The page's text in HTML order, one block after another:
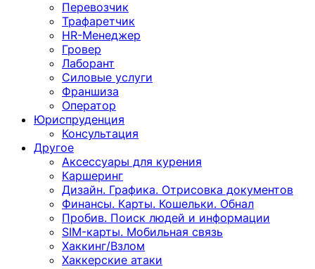
Перевозчик
Трафаретчик
HR-Менеджер
Гровер
Лаборант
Силовые услуги
Франшиза
Оператор
Юриспруденция
Консультация
Другoе
Аксессуары для курения
Каршеринг
Дизайн. Графика. Отрисовка документов
Финансы. Карты. Кошельки. Обнал
Пробив. Поиск людей и информации
SIM-карты. Мобильная связь
Хаккинг/Взлом
Хаккерские атаки